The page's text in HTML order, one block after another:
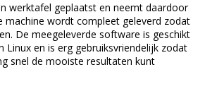
werktafel geplaatst en neemt daardoor
machine wordt compleet geleverd zodat
De meegeleverde software is geschikt
Linux en is erg gebruiksvriendelijk zodat
snel de mooiste resultaten kunt